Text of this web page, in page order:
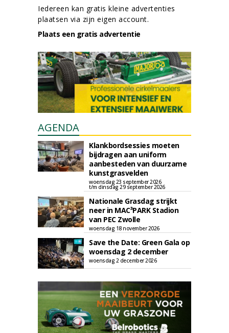
Iedereen kan gratis kleine advertenties
plaatsen via zijn eigen account.
Plaats een gratis advertentie
AGENDA
Klankbordsessies moeten
bijdragen aan uniform
aanbesteden van duurzame
kunstgrasvelden
woensdag 23 september 2026
t/m dinsdag 29 september 2026
Nationale Grasdag strijkt
neer in MAC³PARK Stadion
van PEC Zwolle
woensdag 18 november 2026
Save the Date: Green Gala op
woensdag 2 december
woensdag 2 december 2026